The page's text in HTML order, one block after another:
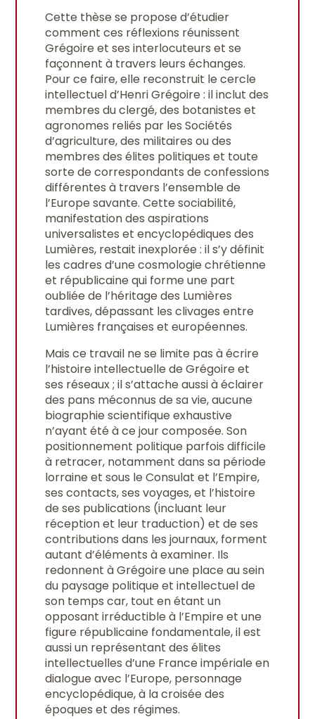
Cette thèse se propose d’étudier
comment ces réflexions réunissent
Grégoire et ses interlocuteurs et se
façonnent à travers leurs échanges.
Pour ce faire, elle reconstruit le cercle
intellectuel d’Henri Grégoire : il inclut des
membres du clergé, des botanistes et
agronomes reliés par les Sociétés
d’agriculture, des militaires ou des
membres des élites politiques et toute
sorte de correspondants de confessions
différentes à travers l’ensemble de
l’Europe savante. Cette sociabilité,
manifestation des aspirations
universalistes et encyclopédiques des
Lumières, restait inexplorée : il s’y définit
les cadres d’une cosmologie chrétienne
et républicaine qui forme une part
oubliée de l’héritage des Lumières
tardives, dépassant les clivages entre
Lumières françaises et européennes.
Mais ce travail ne se limite pas à écrire
l’histoire intellectuelle de Grégoire et
ses réseaux ; il s’attache aussi à éclairer
des pans méconnus de sa vie, aucune
biographie scientifique exhaustive
n’ayant été à ce jour composée. Son
positionnement politique parfois difficile
à retracer, notamment dans sa période
lorraine et sous le Consulat et l’Empire,
ses contacts, ses voyages, et l’histoire
de ses publications (incluant leur
réception et leur traduction) et de ses
contributions dans les journaux, forment
autant d’éléments à examiner. Ils
redonnent à Grégoire une place au sein
du paysage politique et intellectuel de
son temps car, tout en étant un
opposant irréductible à l’Empire et une
figure républicaine fondamentale, il est
aussi un représentant des élites
intellectuelles d’une France impériale en
dialogue avec l’Europe, personnage
encyclopédique, à la croisée des
époques et des régimes.